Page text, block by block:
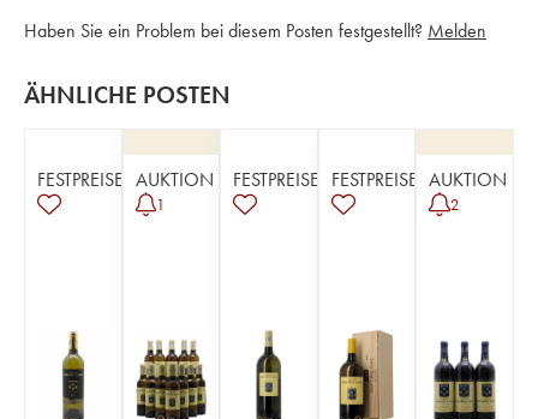
Haben Sie ein Problem bei diesem Posten festgestellt? Melden
ÄHNLICHE POSTEN
FESTPREISE AUKTION
1
FESTPREISE FESTPREISE AUKTION
2